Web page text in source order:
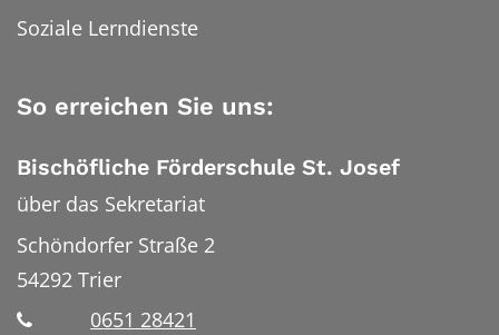
Soziale Lerndienste
So erreichen Sie uns:
Bischöfliche Förderschule St. Josef
über das Sekretariat
Schöndorfer Straße 2
54292 Trier
0651 28421